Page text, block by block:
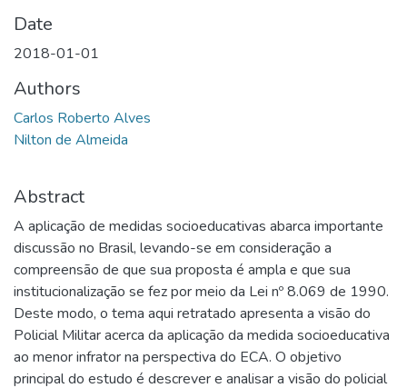
Date
2018-01-01
Authors
Carlos Roberto Alves
Nilton de Almeida
Abstract
A aplicação de medidas socioeducativas abarca importante
discussão no Brasil, levando-se em consideração a
compreensão de que sua proposta é ampla e que sua
institucionalização se fez por meio da Lei nº 8.069 de 1990.
Deste modo, o tema aqui retratado apresenta a visão do
Policial Militar acerca da aplicação da medida socioeducativa
ao menor infrator na perspectiva do ECA. O objetivo
principal do estudo é descrever e analisar a visão do policial